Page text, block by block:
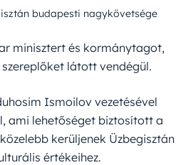
budapesti nagykövetsége
minisztert és kormánytagot,
látott vendégül.
Ismoilov vezetésével
ami lehetőséget biztosított a
kerüljenek Üzbegisztán
értékeihez.